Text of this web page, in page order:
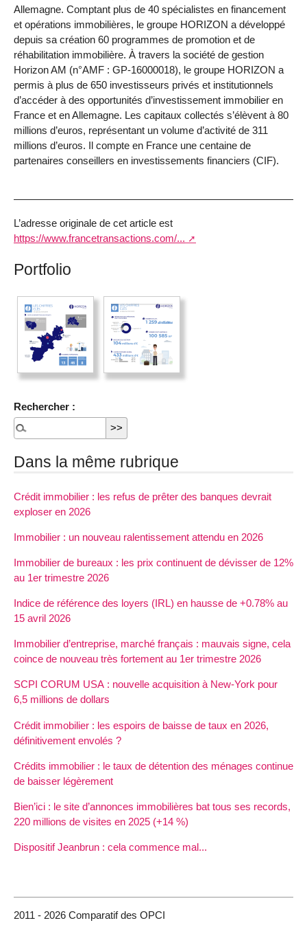
Allemagne. Comptant plus de 40 spécialistes en financement
et opérations immobilières, le groupe HORIZON a développé
depuis sa création 60 programmes de promotion et de
réhabilitation immobilière. À travers la société de gestion
Horizon AM (n°AMF : GP-16000018), le groupe HORIZON a
permis à plus de 650 investisseurs privés et institutionnels
d’accéder à des opportunités d’investissement immobilier en
France et en Allemagne. Les capitaux collectés s’élèvent à 80
millions d’euros, représentant un volume d’activité de 311
millions d’euros. Il compte en France une centaine de
partenaires conseillers en investissements financiers (CIF).
L’adresse originale de cet article est
https://www.francetransactions.com/...
Portfolio
Rechercher :
Dans la même rubrique
Crédit immobilier : les refus de prêter des banques devrait
exploser en 2026
Immobilier : un nouveau ralentissement attendu en 2026
Immobilier de bureaux : les prix continuent de dévisser de 12%
au 1er trimestre 2026
Indice de référence des loyers (IRL) en hausse de +0.78% au
15 avril 2026
Immobilier d’entreprise, marché français : mauvais signe, cela
coince de nouveau très fortement au 1er trimestre 2026
SCPI CORUM USA : nouvelle acquisition à New-York pour
6,5 millions de dollars
Crédit immobilier : les espoirs de baisse de taux en 2026,
définitivement envolés ?
Crédits immobilier : le taux de détention des ménages continue
de baisser légèrement
Bien’ici : le site d’annonces immobilières bat tous ses records,
220 millions de visites en 2025 (+14 %)
Dispositif Jeanbrun : cela commence mal...
2011 - 2026 Comparatif des OPCI